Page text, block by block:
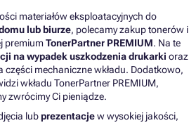
materiałów eksploatacyjnych do
lub biurze, polecamy zakup tonerów i
premiumTonerPartner PREMIUM. Na te
na wypadek uszkodzenia drukarki oraz
części mechaniczne wkładu. Dodatkowo,
wkładu TonerPartner PREMIUM,
zwrócimy Ci pieniądze.
lubprezentacjew wysokiej jakości,